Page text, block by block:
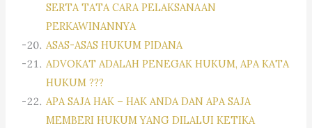
SERTA TATA CARA PELAKSANAAN
PERKAWINANNYA
ASAS-ASAS HUKUM PIDANA
ADVOKAT ADALAH PENEGAK HUKUM, APA KATA
HUKUM ???
APA SAJA HAK – HAK ANDA DAN APA SAJA
MEMBERI HUKUM YANG DILALUI KETIKA